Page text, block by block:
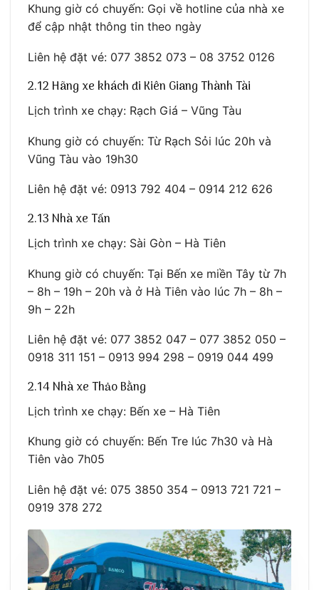
Khung giờ có chuyến: Gọi về hotline của nhà xe
để cập nhật thông tin theo ngày
Liên hệ đặt vé: 077 3852 073 – 08 3752 0126
2.12 Hãng xe khách đi Kiên Giang Thành Tài
Lịch trình xe chạy: Rạch Giá – Vũng Tàu
Khung giờ có chuyến: Từ Rạch Sỏi lúc 20h và
Vũng Tàu vào 19h30
Liên hệ đặt vé: 0913 792 404 – 0914 212 626
2.13 Nhà xe Tấn
Lịch trình xe chạy: Sài Gòn – Hà Tiên
Khung giờ có chuyến: Tại Bến xe miền Tây từ 7h
– 8h – 19h – 20h và ở Hà Tiên vào lúc 7h – 8h –
9h – 22h
Liên hệ đặt vé: 077 3852 047 – 077 3852 050 –
0918 311 151 – 0913 994 298 – 0919 044 499
2.14 Nhà xe Thảo Bằng
Lịch trình xe chạy: Bến xe – Hà Tiên
Khung giờ có chuyến: Bến Tre lúc 7h30 và Hà
Tiên vào 7h05
Liên hệ đặt vé: 075 3850 354 – 0913 721 721 –
0919 378 272